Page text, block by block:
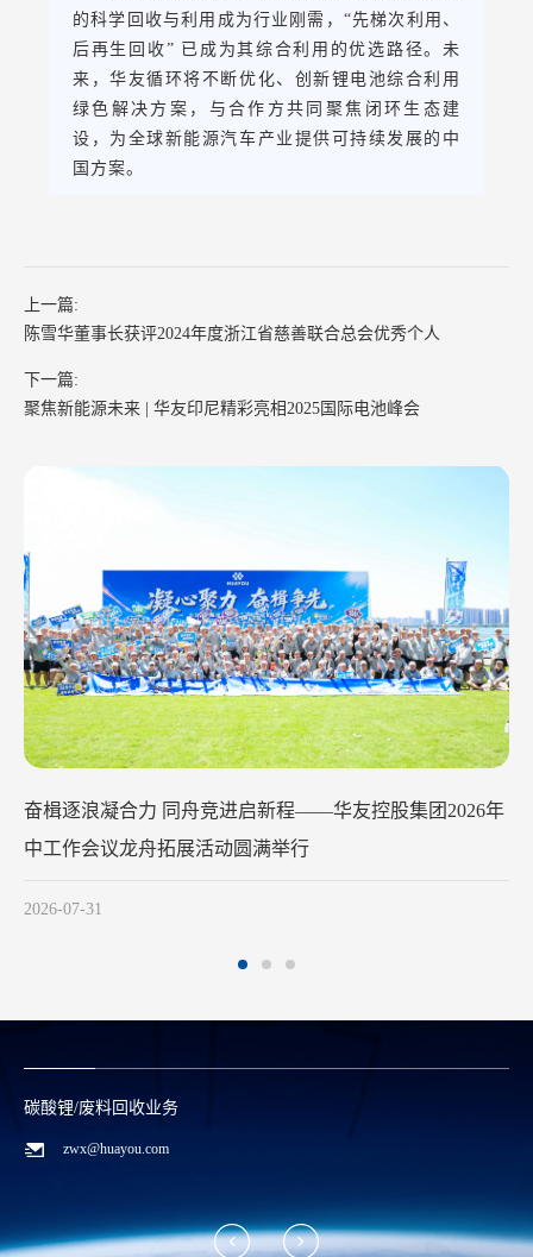
华友钴业2026年中工作会议在苏州召开
的科学回收与利用成为行业刚需，“先梯次利用、
后再生回收” 已成为其综合利用的优选路径。未
来，华友循环将不断优化、创新锂电池综合利用
绿色解决方案，与合作方共同聚焦闭环生态建
设，为全球新能源汽车产业提供可持续发展的中
国方案。
上一篇:
陈雪华董事长获评2024年度浙江省慈善联合总会优秀个人
下一篇:
聚焦新能源未来 | 华友印尼精彩亮相2025国际电池峰会
碳酸锂/废料回收业务
zwx@huayou.com